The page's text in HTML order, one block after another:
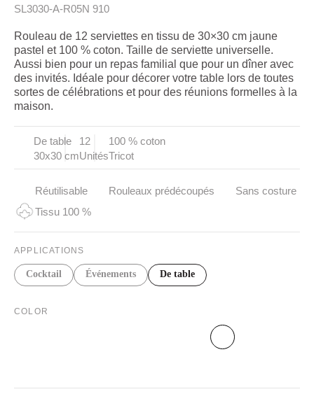
SL3030-A-R05N 910
Rouleau de 12 serviettes en tissu de 30×30 cm jaune
pastel et 100 % coton. Taille de serviette universelle.
Aussi bien pour un repas familial que pour un dîner avec
des invités. Idéale pour décorer votre table lors de toutes
sortes de célébrations et pour des réunions formelles à la
maison.
De table
30x30 cm
12
Unités
100 % coton
Tricot
Réutilisable Rouleaux prédécoupés
Sans costure
Tissu 100 %
COLOR
APPLICATIONS
Cocktail Événements De table